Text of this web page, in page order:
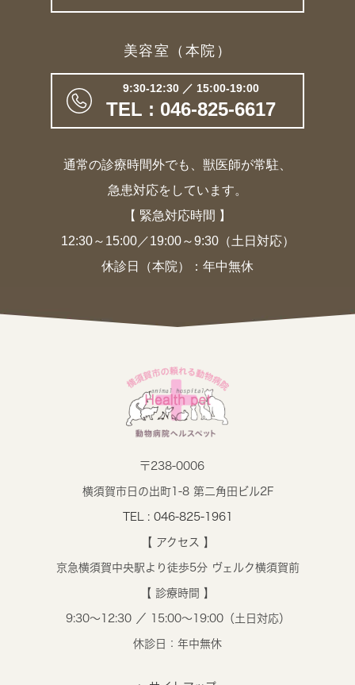
美容室（本院）
9:30-12:30 ／ 15:00-19:00
TEL : 046-825-6617
通常の診療時間外でも、獣医師が常駐、
急患対応をしています。
【 緊急対応時間 】
12:30～15:00／19:00～9:30（土日対応）
休診日（本院）：年中無休
〒238-0006
横須賀市日の出町1-8 第二角田ビル2F
TEL : 046-825-1961
【 アクセス 】
京急横須賀中央駅より徒歩5分 ヴェルク横須賀前
【 診療時間 】
9:30～12:30 ／ 15:00～19:00（土日対応）
休診日：年中無休